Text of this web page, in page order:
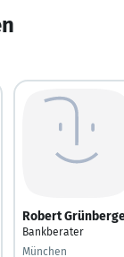
Robert
Bankberater
München